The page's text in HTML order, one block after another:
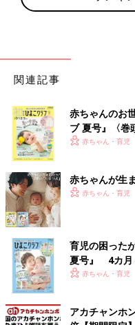
関連記事
赤ちゃんのお
ブ 夏号』〈巻
く！ おっぱい
赤ちゃん・育児
赤ちゃんが生
赤ちゃん・育児
育児の困った
夏号』 4カ月
いっぱい！
赤ちゃん・育児
アカチャンホ